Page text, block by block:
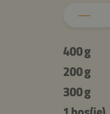
400 g
200 g
300 g